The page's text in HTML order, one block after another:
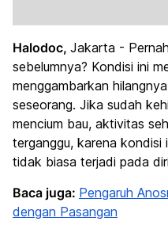
Halodoc, Jakarta -
sebelumnya? Kondisi ini
menggambarkan
seseorang. Jika sudah
mencium bau, aktivitas
terganggu, karena kondisi
tidak biasa terjadi pada
Baca juga: Pengaruh
dengan Pasangan